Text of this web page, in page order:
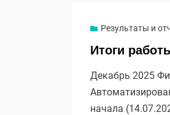
Результаты и
Итоги
Декабрь 2025
начала